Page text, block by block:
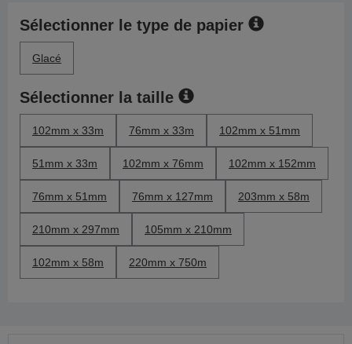
Sélectionner le type de papier
Glacé
Sélectionner la taille
102mm x 33m 76mm x 33m 102mm x 51mm
51mm x 33m 102mm x 76mm 102mm x 152mm
76mm x 51mm 76mm x 127mm 203mm x 58m
210mm x 297mm 105mm x 210mm
102mm x 58m 220mm x 750m